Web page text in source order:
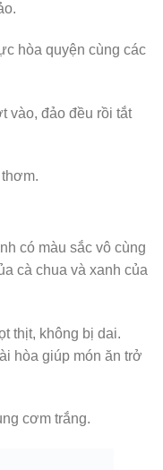
hòa quyện cùng các
vào, đảo đều rồi tắt
có màu sắc vô cùng
cà chua và xanh của
thịt, không bị dai.
hòa giúp món ăn trở
cơm trắng.